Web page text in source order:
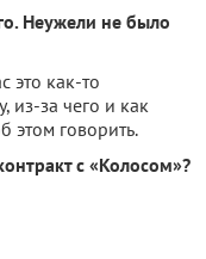
Неужели не было
это как-то
из-за чего и как
этом говорить.
с «Колосом»?